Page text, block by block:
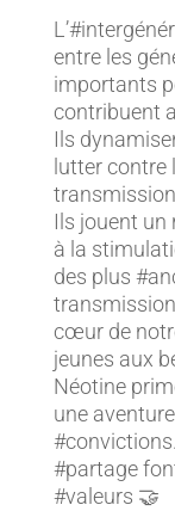
entre les
importants
contribuent
Ils
lutter
Ils jouent un
à la
des plus
cœur de
jeunes aux
Néotine
une
#partage
#valeurs 🤝